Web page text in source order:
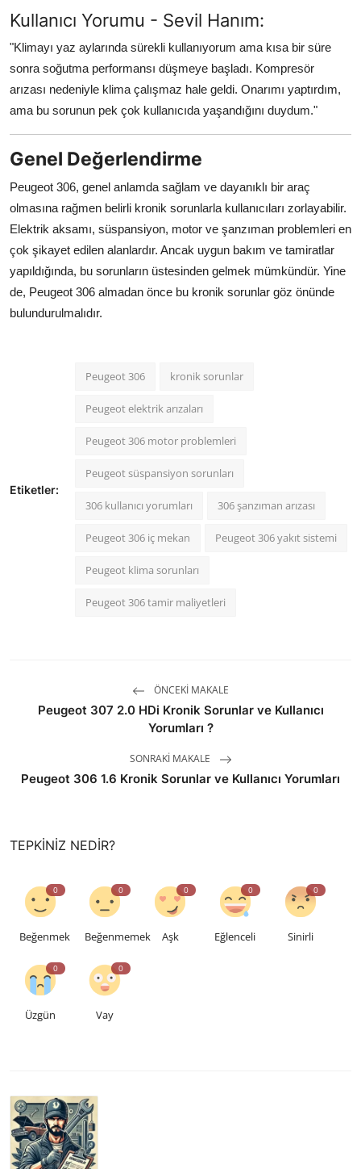
Kullanıcı Yorumu - Sevil Hanım:
"Klimayı yaz aylarında sürekli kullanıyorum ama kısa bir süre
sonra soğutma performansı düşmeye başladı. Kompresör
arızası nedeniyle klima çalışmaz hale geldi. Onarımı yaptırdım,
ama bu sorunun pek çok kullanıcıda yaşandığını duydum."
Genel Değerlendirme
Peugeot 306, genel anlamda sağlam ve dayanıklı bir araç
olmasına rağmen belirli kronik sorunlarla kullanıcıları zorlayabilir.
Elektrik aksamı, süspansiyon, motor ve şanzıman problemleri en
çok şikayet edilen alanlardır. Ancak uygun bakım ve tamiratlar
yapıldığında, bu sorunların üstesinden gelmek mümkündür. Yine
de, Peugeot 306 almadan önce bu kronik sorunlar göz önünde
bulundurulmalıdır.
Etiketler:
Peugeot 306 kronik sorunlar
Peugeot elektrik arızaları
Peugeot 306 motor problemleri
Peugeot süspansiyon sorunları
306 kullanıcı yorumları 306 şanzıman arızası
Peugeot 306 iç mekan Peugeot 306 yakıt sistemi
Peugeot klima sorunları
Peugeot 306 tamir maliyetleri
ÖNCEKI MAKALE
Peugeot 307 2.0 HDi Kronik Sorunlar ve Kullanıcı
Yorumları ?
SONRAKI MAKALE
Peugeot 306 1.6 Kronik Sorunlar ve Kullanıcı Yorumları
TEPKINIZ NEDIR?
0
Beğenmek
0
Beğenmemek
0
Aşk
0
Eğlenceli
0
Sinirli
0
Üzgün
0
Vay